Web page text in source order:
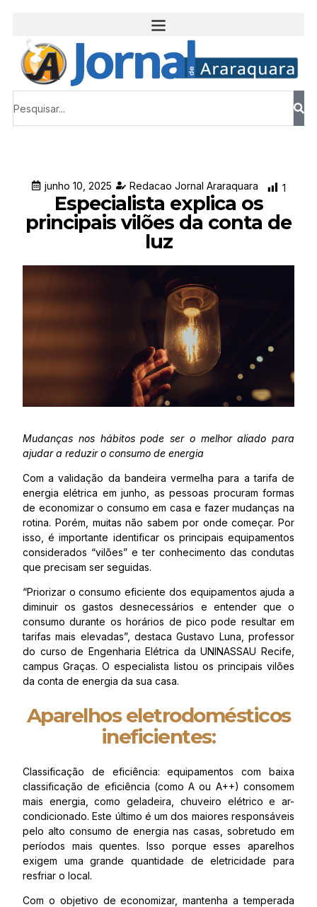
junho 10, 2025 Redacao Jornal Araraquara 1
Especialista explica os
principais vilões da conta de
luz
Mudanças nos hábitos pode ser o melhor aliado para
ajudar a reduzir o consumo de energia
Com a validação da bandeira vermelha para a tarifa de
energia elétrica em junho, as pessoas procuram formas
de economizar o consumo em casa e fazer mudanças na
rotina. Porém, muitas não sabem por onde começar. Por
isso, é importante identificar os principais equipamentos
considerados “vilões” e ter conhecimento das condutas
que precisam ser seguidas.
“Priorizar o consumo eficiente dos equipamentos ajuda a
diminuir os gastos desnecessários e entender que o
consumo durante os horários de pico pode resultar em
tarifas mais elevadas”, destaca Gustavo Luna, professor
do curso de Engenharia Elétrica da UNINASSAU Recife,
campus Graças. O especialista listou os principais vilões
da conta de energia da sua casa.
Aparelhos eletrodomésticos
ineficientes:
Classificação de eficiência: equipamentos com baixa
classificação de eficiência (como A ou A++) consomem
mais energia, como geladeira, chuveiro elétrico e ar-
condicionado. Este último é um dos maiores responsáveis
pelo alto consumo de energia nas casas, sobretudo em
períodos mais quentes. Isso porque esses aparelhos
exigem uma grande quantidade de eletricidade para
resfriar o local.
Com o objetivo de economizar, mantenha a temperada